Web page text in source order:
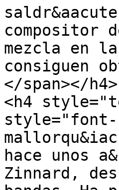
compositor
mezcla en
consiguen
</span></h4>
<h4
style="font-
hace unos
Zinnard,